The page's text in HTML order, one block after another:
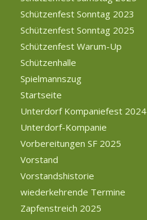
Schützenfest Sonntag 2023
Schützenfest Sonntag 2025
Schützenfest Warum-Up
Schützenhalle
Spielmannszug
Startseite
Unterdorf Kompaniefest 2024
Unterdorf-Kompanie
Vorbereitungen SF 2025
Vorstand
Vorstandshistorie
wiederkehrende Termine
Zapfenstreich 2025